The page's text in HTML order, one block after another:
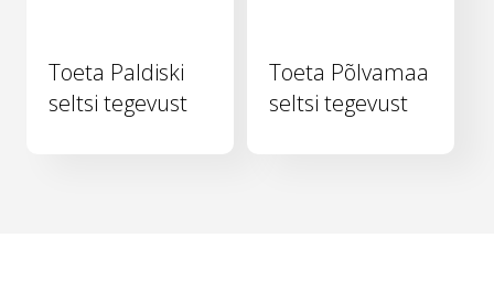
Toeta Paldiski
seltsi tegevust
Toeta Põlvamaa
seltsi tegevust